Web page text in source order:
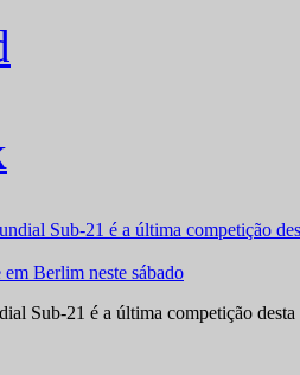
Berlim neste sábado
Sub-21 é a última competição